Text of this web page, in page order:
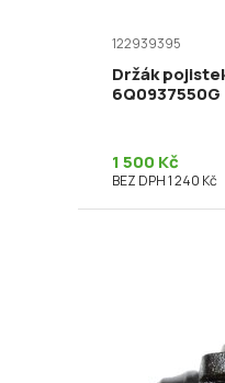
122939395
Držák
6Q0937550G
1 500 Kč
BEZ DPH 1 240 Kč